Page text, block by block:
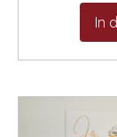
In